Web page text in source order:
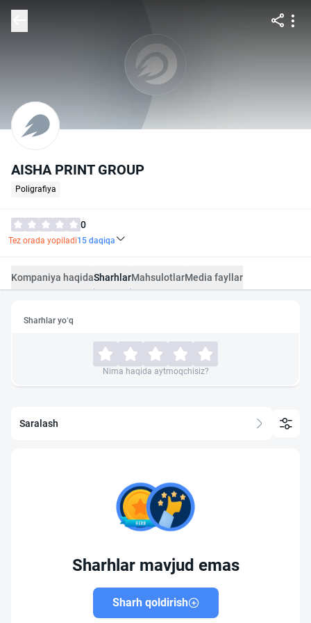
AISHA PRINT GROUP
Poligrafiya
0
Tez orada yopiladi15 daqiqa
Kompaniya haqidaSharhlarMahsulotlarMedia fayllar
Sharhlar yo‘q
Nima haqida aytmoqchisiz?
Saralash
Sharhlar mavjud emas
Sharh qoldirish